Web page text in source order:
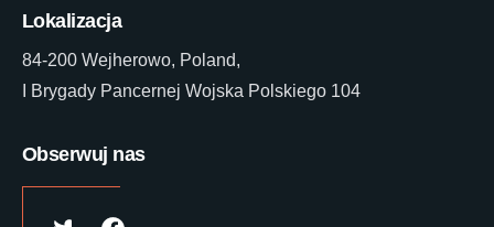
Lokalizacja
84-200 Wejherowo, Poland,
I Brygady Pancernej Wojska Polskiego 104
Obserwuj nas